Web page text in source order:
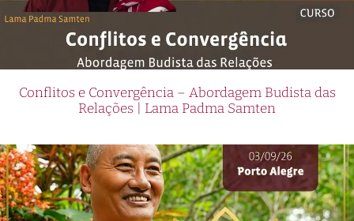
Conflitos e Convergência – Abordagem Budista das
Relações | Lama Padma Samten